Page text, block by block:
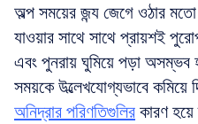
অল্প সময়ের জন্য জেগে ওঠার
যাওয়ার সাথে সাথে প্রায়শই
এবং পুনরায় ঘুমিয়ে পড়া
অনিদ্রার পরিণতিগুলির কারণ হয়ে